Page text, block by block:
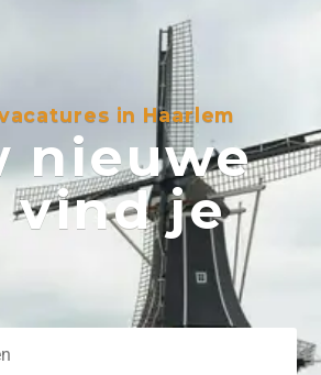
in Haarlem
nieuwe
vind je